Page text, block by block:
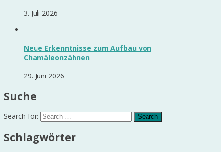
3. Juli 2026
Neue Erkenntnisse zum Aufbau von
Chamäleonzähnen
29. Juni 2026
Suche
Search for:
Schlagwörter